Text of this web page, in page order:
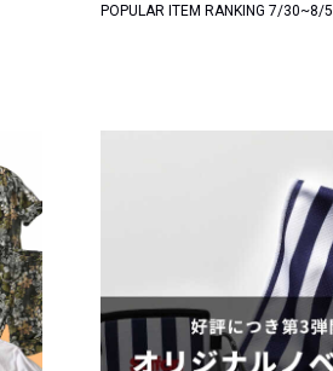
POPULAR ITEM RANKING 7/30~8/5